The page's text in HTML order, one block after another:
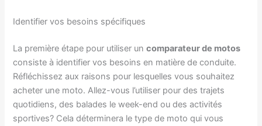
Identifier vos besoins spécifiques
La première étape pour utiliser uncomparateur de motos
consiste à identifier vos besoins en matière de conduite.
Réfléchissez aux raisons pour lesquelles vous souhaitez
acheter une moto. Allez-vous l’utiliser pour des trajets
quotidiens, des balades le week-end ou des activités
sportives? Cela déterminera le type de moto qui vous